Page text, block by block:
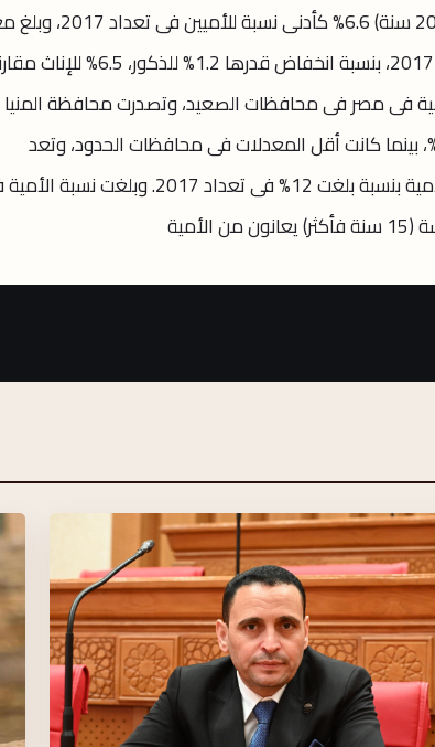
فى حين سجّلت الفئات العمرية الصغيرة (أقل من 20 سنة) 6.6%
الأمية للذكور 21.2% مقابل 30.8% للإناث فى عام 2017، بنسبة انخفاض قدرها 1.2% للذكور،
الأمية فى مصر فى محافظات الصعيد، وتصدرت محافظة
مصر من حيث الأمية، والتى بلغت 37.2%، بينما كانت أقل المعدلات فى محافظات الحدود، وتعد
محافظة البحر الأحمر أقل المحافظات فى نسبة الأمية بنسبة بلغت 12% فى تعداد 2017.